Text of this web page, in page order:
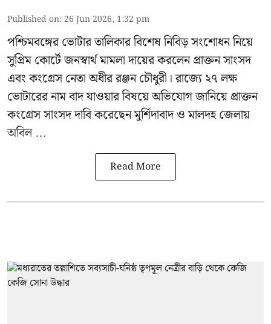
Published on: 26 Jun 2026, 1:32 pm
পশ্চিমবঙ্গেরভোটার তালিকার বিশেষ নিবিড় সংশোধননিয়ে
সুপ্রিম কোর্টে জনস্বার্থ মামলা দায়ের করলেন প্রাক্তন সাংসদ
এবংকংগ্রেস নেতা অধীর রঞ্জন চৌধুরী । রাজ্যে ২৭ লক্ষ
ভোটারের নাম বাদ যাওয়ার বিষয়ে অভিযোগ জানিয়ে প্রাক্তন
কংগ্রেস সাংসদ দাবি করেছেন মুর্শিদাবাদ ও মালদহ জেলায়
অবিল ...
Read More